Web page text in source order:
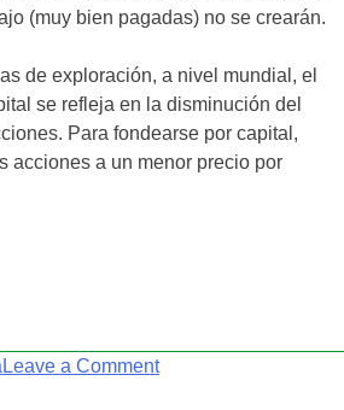
(muy bien pagadas) no se crearán.
de exploración, a nivel mundial, el
se refleja en la disminución del
Para fondearse por capital,
acciones a un menor precio por
Leave a Commenton